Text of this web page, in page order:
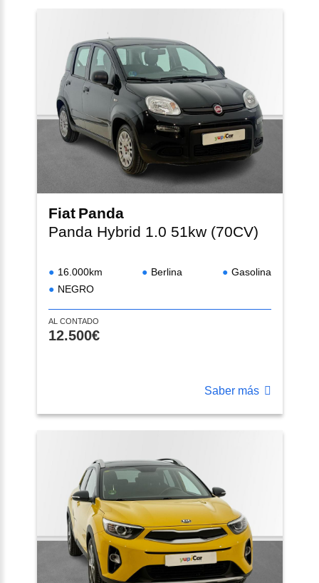
Fiat Panda
Panda Hybrid 1.0 51kw (70CV)
16.000km Berlina
Gasolina
NEGRO
AL CONTADO
12.500€
Saber más